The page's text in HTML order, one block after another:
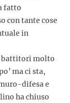
fatto
con tante cose
in
battitori molto
ma ci sta,
difesa e
ha chiuso